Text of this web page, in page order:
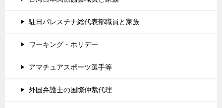
駐日パレスチナ総代表部職員と家族
ワーキング・ホリデー
アマチュアスポーツ選手等
外国弁護士の国際仲裁代理